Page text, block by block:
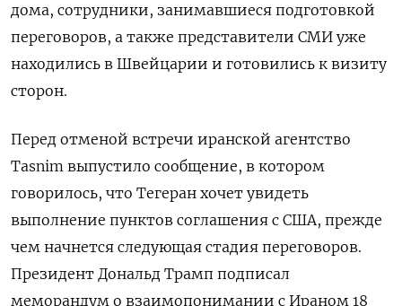
дома, сотрудники, занимавшиеся подготовкой
переговоров, а также представители СМИ уже
находились в Швейцарии и готовились к визиту
сторон.
Перед отменой встречи иранской агентство
Tasnim выпустило сообщение, в котором
говорилось, что Тегеран хочет увидеть
выполнение пунктов соглашения с США, прежде
чем начнется следующая стадия переговоров.
Президент Дональд Трамп подписал
меморандум о взаимопонимании с Ираном 18